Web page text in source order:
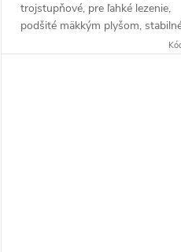
t
t
trojstupňové, pre ľahké lezenie,
podšité mäkkým plyšom,
protišmykové, celkové rozmery